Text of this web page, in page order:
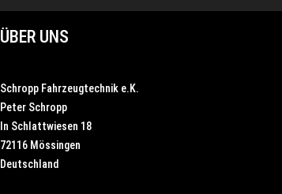
ÜBER UNS
Schropp Fahrzeugtechnik e.K.
Peter Schropp
In Schlattwiesen 18
72116 Mössingen
Deutschland